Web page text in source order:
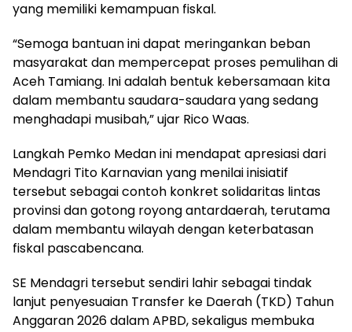
yang memiliki kemampuan fiskal.
“Semoga bantuan ini dapat meringankan beban
masyarakat dan mempercepat proses pemulihan di
Aceh Tamiang. Ini adalah bentuk kebersamaan kita
dalam membantu saudara-saudara yang sedang
menghadapi musibah,” ujar Rico Waas.
Langkah Pemko Medan ini mendapat apresiasi dari
Mendagri Tito Karnavian yang menilai inisiatif
tersebut sebagai contoh konkret solidaritas lintas
provinsi dan gotong royong antardaerah, terutama
dalam membantu wilayah dengan keterbatasan
fiskal pascabencana.
SE Mendagri tersebut sendiri lahir sebagai tindak
lanjut penyesuaian Transfer ke Daerah (TKD) Tahun
Anggaran 2026 dalam APBD, sekaligus membuka